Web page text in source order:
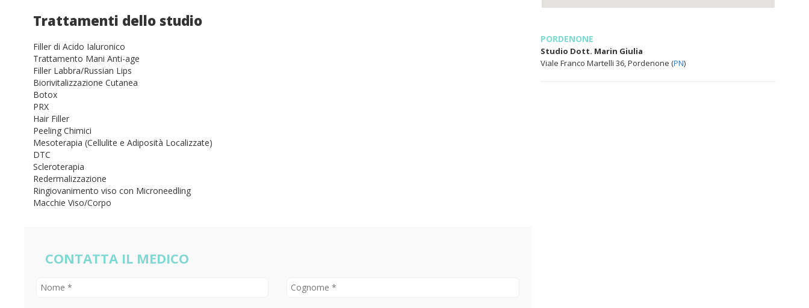
Trattamenti dello studio
Filler di Acido Ialuronico
Trattamento Mani Anti-age
Filler Labbra/Russian Lips
Biorivitalizzazione Cutanea
Botox
PRX
Hair Filler
Peeling Chimici
Mesoterapia (Cellulite e Adiposità Localizzate)
DTC
Scleroterapia
Redermalizzazione
Ringiovanimento viso con Microneedling
Macchie Viso/Corpo
CONTATTA IL MEDICO
PORDENONE
Studio Dott. Marin Giulia
Viale Franco Martelli 36, Pordenone (PN)